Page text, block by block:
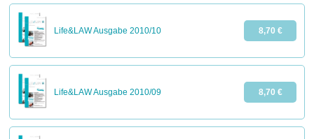
Life&LAW Ausgabe 2010/10 8,70 €
Life&LAW Ausgabe 2010/09 8,70 €